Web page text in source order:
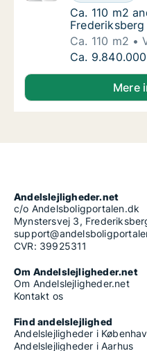
Ca. 110 m2
Ca. 110 m2
Ca. 110 m2
Ca. 110 m2
Ca.
Mere
Andelslejligheder.net
c/o Andelsboligportalen.dk
Mynstersvej 3,
CVR: 39925311
Om Andelslejligheder.net
Om Andelslejligheder.net
Kontakt os
Find andelslejlighed
Andelslejligheder i
Andelslejligheder i Aarhus